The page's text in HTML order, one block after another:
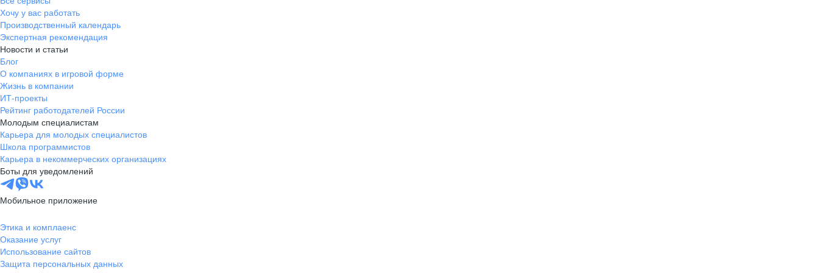
Хочу у вас работать
Производственный календарь
Экспертная рекомендация
Новости и статьи
Блог
О компаниях в игровой форме
Жизнь в компании
ИТ-проекты
Рейтинг работодателей России
Молодым специалистам
Карьера для молодых специалистов
Школа программистов
Карьера в некоммерческих организациях
Боты для уведомлений
Мобильное приложение
Этика и комплаенс
Оказание услуг
Использование сайтов
Защита персональных данных